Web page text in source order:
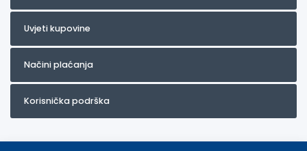
Uvjeti kupovine
Načini plaćanja
Korisnička podrška